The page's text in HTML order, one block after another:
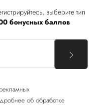
выберите тип
бонусных баллов
об обработке